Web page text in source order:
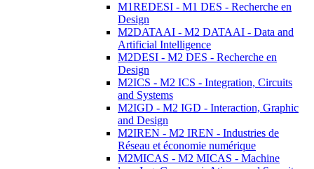
M1REDESI - M1 DES - Recherche en
Design
M2DATAAI - M2 DATAAI - Data and
Artificial Intelligence
M2DESI - M2 DES - Recherche en
Design
M2ICS - M2 ICS - Integration, Circuits
and Systems
M2IGD - M2 IGD - Interaction, Graphic
and Design
M2IREN - M2 IREN - Industries de
Réseau et économie numérique
M2MICAS - M2 MICAS - Machine